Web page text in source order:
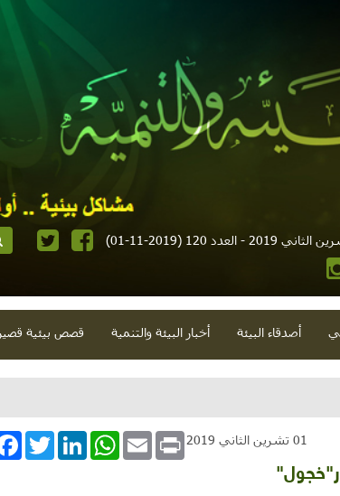
2019 - العدد 120 (2019-11-01)
أصدقاء البيئة أخبار البيئة والتنمية قصص بيئية
ومبادرة عربية ومطر خريفي
TwitterLinkedInWhatsApp Email Print 01 تشرين الثاني 2019